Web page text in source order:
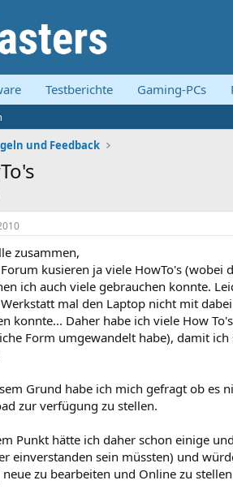
Testberichte Gaming-PCs
und Feedback
zusammen,
kusieren ja viele HowTo's
ich auch viele gebrauchen konnte.
mal den Laptop nicht mit
konnte... Daher habe ich viele How
Form umgewandelt habe), damit
Grund habe ich mich gefragt ob es
zur verfügung zu stellen.
Punkt hätte ich daher schon einige
einverstanden sein müssten) und
neue zu bearbeiten und Online zu